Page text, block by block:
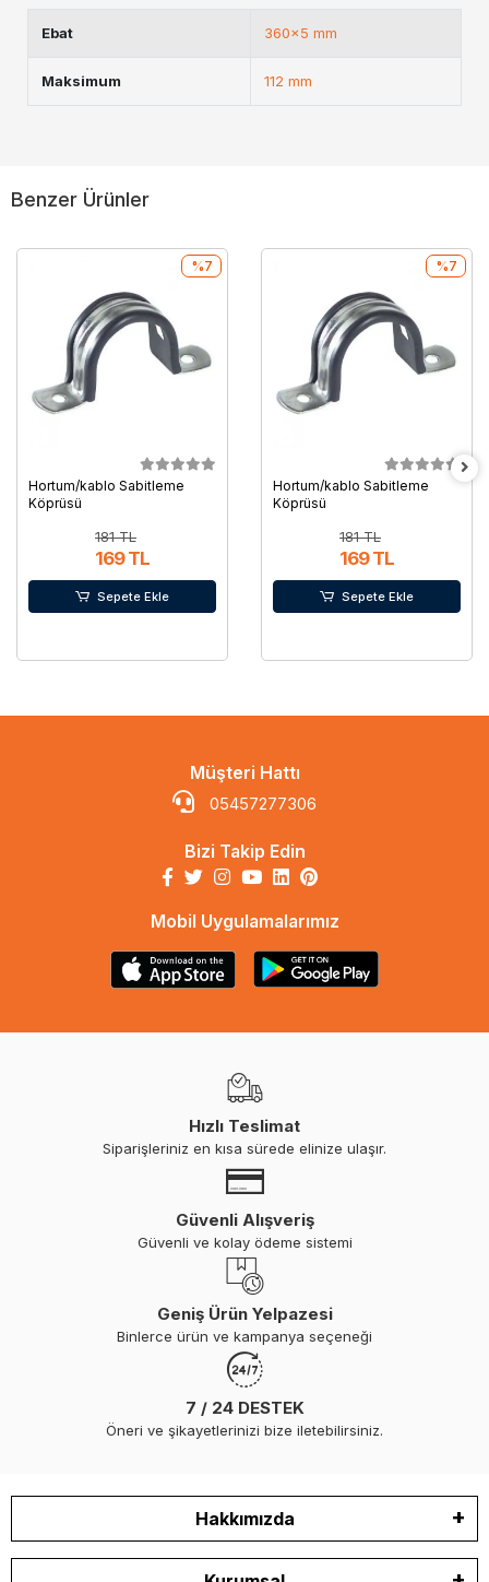
Ebat 360x5 mm
Maksimum 112 mm
Benzer Ürünler
Hortum/kablo Sabitleme
Köprüsü
181 TL
169 TL
%7
Sepete Ekle
Hortum/kablo Sabitleme
Köprüsü
181 TL
169 TL
%7
Sepete Ekle
Müşteri Hattı
05457277306
Bizi Takip Edin
Mobil Uygulamalarımız
Hızlı Teslimat
Siparişleriniz en kısa sürede elinize ulaşır.
Güvenli Alışveriş
Güvenli ve kolay ödeme sistemi
Geniş Ürün Yelpazesi
Binlerce ürün ve kampanya seçeneği
7 / 24 DESTEK
Öneri ve şikayetlerinizi bize iletebilirsiniz.
Hakkımızda